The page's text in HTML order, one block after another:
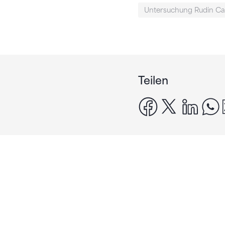
Untersuchung Rudin
Teilen
facebook
x